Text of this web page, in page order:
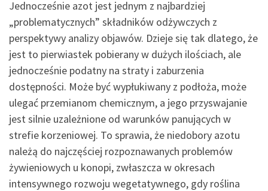
Jednocześnie azot jest jednym z najbardziej
„problematycznych” składników odżywczych z
perspektywy analizy objawów. Dzieje się tak dlatego, że
jest to pierwiastek pobierany w dużych ilościach, ale
jednocześnie podatny na straty i zaburzenia
dostępności. Może być wypłukiwany z podłoża, może
ulegać przemianom chemicznym, a jego przyswajanie
jest silnie uzależnione od warunków panujących w
strefie korzeniowej. To sprawia, że niedobory azotu
należą do najczęściej rozpoznawanych problemów
żywieniowych u konopi, zwłaszcza w okresach
intensywnego rozwoju wegetatywnego, gdy roślina